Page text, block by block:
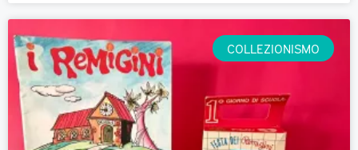
COLLEZIONISMO